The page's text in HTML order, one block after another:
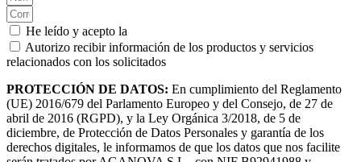
He leído y acepto la
Autorizo recibir información de los productos y servicios
relacionados con los solicitados
PROTECCIÓN DE DATOS: En cumplimiento del Reglamento
(UE) 2016/679 del Parlamento Europeo y del Consejo, de 27 de
abril de 2016 (RGPD), y la Ley Orgánica 3/2018, de 5 de
diciembre, de Protección de Datos Personales y garantía de los
derechos digitales, le informamos de que los datos que nos facilite